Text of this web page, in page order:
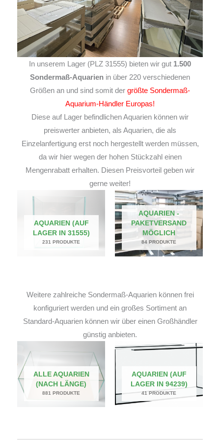
In unserem Lager (PLZ 31555) bieten wir gut 1.500
Sondermaß-Aquarien in über 220 verschiedenen
Größen an und sind somit der größte Sondermaß-
Aquarium-Händler Europas!
Diese auf Lager befindlichen Aquarien können wir
preiswerter anbieten, als Aquarien, die als
Einzelanfertigung erst noch hergestellt werden müssen,
da wir hier wegen der hohen Stückzahl einen
Mengenrabatt erhalten. Diesen Preisvorteil geben wir
gerne weiter!
AQUARIEN (AUF
LAGER IN 31555)
231 PRODUKTE
AQUARIEN -
PAKETVERSAND
MÖGLICH
84 PRODUKTE
Weitere zahlreiche Sondermaß-Aquarien können frei
konfiguriert werden und ein großes Sortiment an
Standard-Aquarien können wir über einen Großhändler
günstig anbieten.
ALLE AQUARIEN
(NACH LÄNGE)
881 PRODUKTE
AQUARIEN (AUF
LAGER IN 94239)
41 PRODUKTE